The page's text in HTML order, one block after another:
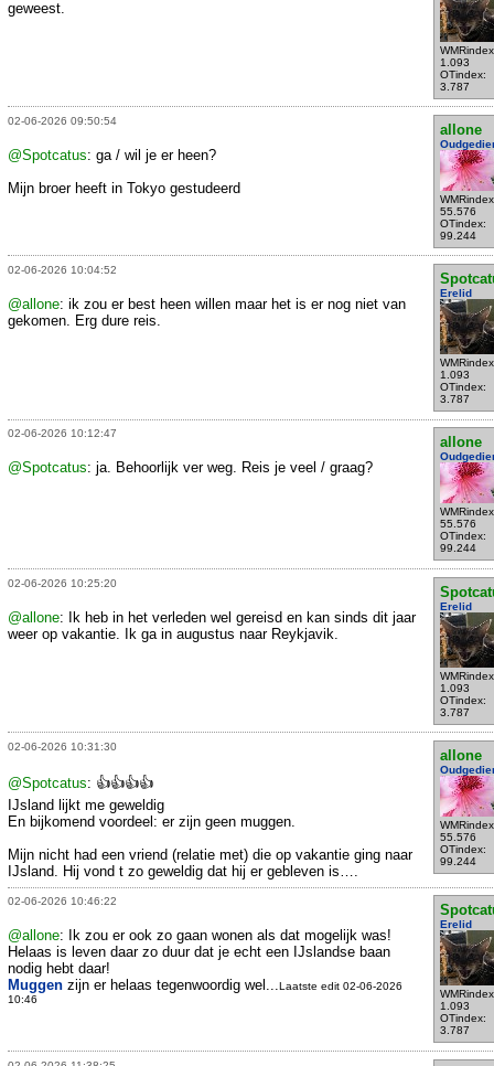
1.093
OTindex:
3.787
geweest.
02-06-2026 09:50:54
allone
55.576
OTindex:
99.244
@Spotcatus: ga / wil je er heen?
Mijn broer heeft in Tokyo gestudeerd
02-06-2026 10:04:52
Erelid
1.093
OTindex:
3.787
@allone: ik zou er best heen willen maar het is er nog niet van
gekomen. Erg dure reis.
02-06-2026 10:12:47
allone
55.576
OTindex:
99.244
@Spotcatus: ja. Behoorlijk ver weg. Reis je veel / graag?
02-06-2026 10:25:20
Erelid
1.093
OTindex:
3.787
@allone: Ik heb in het verleden wel gereisd en kan sinds dit jaar
weer op vakantie. Ik ga in augustus naar Reykjavik.
02-06-2026 10:31:30
allone
55.576
OTindex:
99.244
@Spotcatus: 👍👍👍👍
IJsland lijkt me geweldig
En bijkomend voordeel: er zijn geen muggen.
Mijn nicht had een vriend (relatie met) die op vakantie ging naar
IJsland. Hij vond t zo geweldig dat hij er gebleven is….
02-06-2026 10:46:22
Erelid
1.093
OTindex:
3.787
@allone: Ik zou er ook zo gaan wonen als dat mogelijk was!
Helaas is leven daar zo duur dat je echt een IJslandse baan
nodig hebt daar!
Muggen zijn er helaas tegenwoordig wel...Laatste edit 02-06-2026
10:46